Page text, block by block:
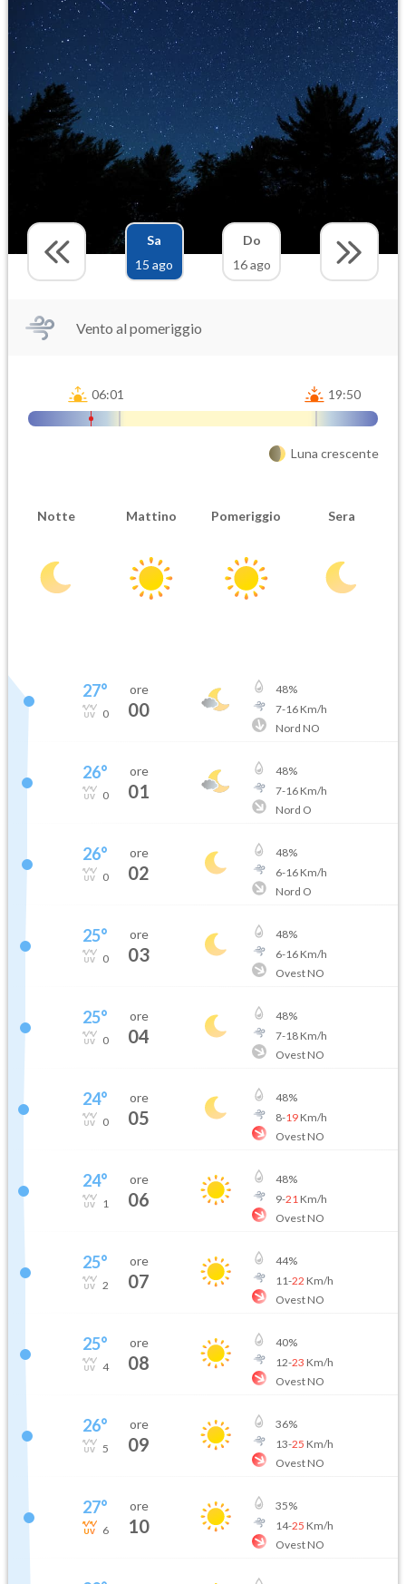
Sa
15 ago
Do
16 ago
Vento al pomeriggio
06:01 19:50
Luna crescente
Notte Mattino Pomeriggio Sera
27°
0
ore
00
48%
7-16Km/h
Nord NO
26°
0
ore
01
48%
7-16Km/h
Nord O
26°
0
ore
02
48%
6-16Km/h
Nord O
25°
0
ore
03
48%
6-16Km/h
Ovest NO
25°
0
ore
04
48%
7-18Km/h
Ovest NO
24°
0
ore
05
48%
8-19Km/h
Ovest NO
24°
1
ore
06
48%
9-21 Km/h
Ovest NO
25°
2
ore
07
44%
11-22 Km/h
Ovest NO
25°
4
ore
08
40%
12-23 Km/h
Ovest NO
26°
5
ore
09
36%
13-25 Km/h
Ovest NO
27°
6
ore
10
35%
14-25 Km/h
Ovest NO